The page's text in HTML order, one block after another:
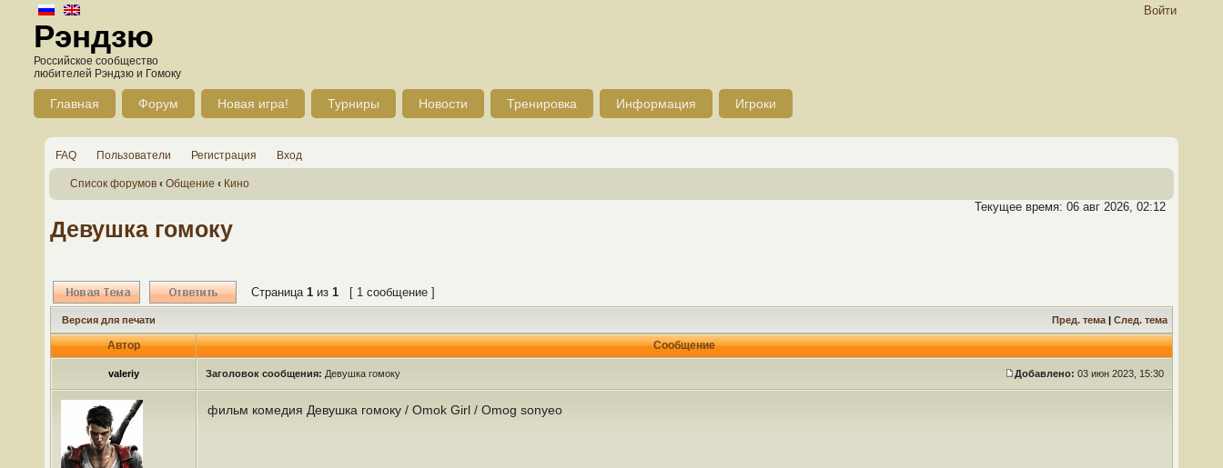
Войти
Рэндзю
Российское сообщество
любителей Рэндзю и Гомоку
Главная Форум Новая игра! Турниры Новости Тренировка Информация Игроки
FAQ Пользователи Регистрация Вход
Список форумов ‹ Общение ‹ Кино
Текущее время: 06 авг 2026, 02:12
Девушка гомоку
Страница 1 из 1 [ 1 сообщение ]
Версия для печати Пред. тема | След. тема
Автор Сообщение
valeriy Заголовок сообщения: Девушка гомоку Добавлено: 03 июн 2023, 15:30
фильм комедия Девушка гомоку / Omok Girl / Omog sonyeo